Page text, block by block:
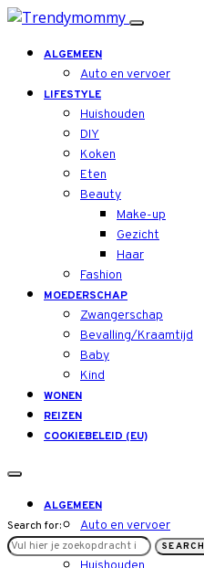
ALGEMEEN
Auto en vervoer
LIFESTYLE
Huishouden
DIY
Koken
Eten
Beauty
Make-up
Gezicht
Haar
Fashion
MOEDERSCHAP
Zwangerschap
Bevalling/Kraamtijd
Baby
Kind
WONEN
REIZEN
COOKIEBELEID (EU)
ALGEMEEN
Auto en vervoer
LIFESTYLE
Search for:
SEARCH